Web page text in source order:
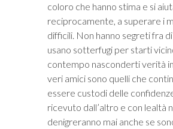
coloro che hanno stima e si
reciprocamente, a superare i
difficili. Non hanno segreti fra
usano sotterfugi per starti
contempo nasconderti verità
veri amici sono quelli che
essere custodi delle
ricevuto dall’altro e con lealtà
denigreranno mai anche se